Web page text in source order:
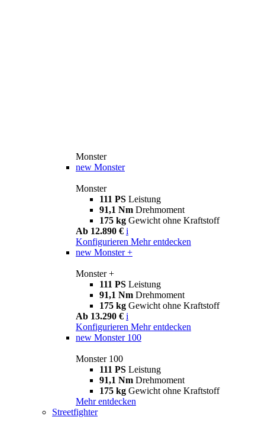
Monster
new Monster
Monster
111 PS Leistung
91,1 Nm Drehmoment
175 kg Gewicht ohne Kraftstoff
Ab 12.890 € i
Konfigurieren Mehr entdecken
new Monster +
Monster +
111 PS Leistung
91,1 Nm Drehmoment
175 kg Gewicht ohne Kraftstoff
Ab 13.290 € i
Konfigurieren Mehr entdecken
new Monster 100
Monster 100
111 PS Leistung
91,1 Nm Drehmoment
175 kg Gewicht ohne Kraftstoff
Mehr entdecken
Streetfighter